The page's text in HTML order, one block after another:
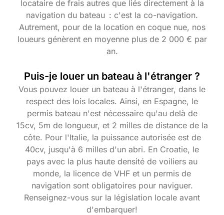
locataire de frais autres que liés directement à la
navigation du bateau : c'est la co-navigation.
Autrement, pour de la location en coque nue, nos
loueurs génèrent en moyenne plus de 2 000 € par
an.
Puis-je louer un bateau à l'étranger ?
Vous pouvez louer un bateau à l'étranger, dans le
respect des lois locales. Ainsi, en Espagne, le
permis bateau n'est nécessaire qu'au delà de
15cv, 5m de longueur, et 2 milles de distance de la
côte. Pour l'Italie, la puissance autorisée est de
40cv, jusqu'à 6 milles d'un abri. En Croatie, le
pays avec la plus haute densité de voiliers au
monde, la licence de VHF et un permis de
navigation sont obligatoires pour naviguer.
Renseignez-vous sur la législation locale avant
d'embarquer!